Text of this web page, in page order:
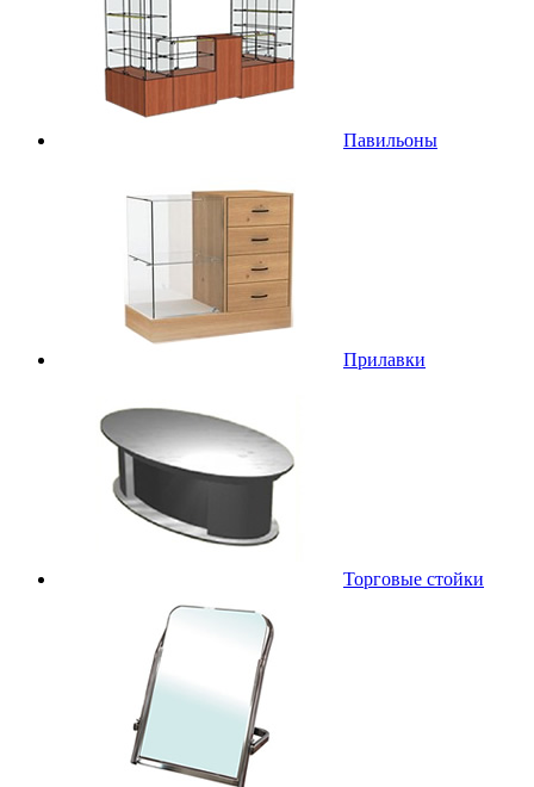
Павильоны
Прилавки
Торговые стойки